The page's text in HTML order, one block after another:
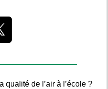
qualité de l’air à l’école ?